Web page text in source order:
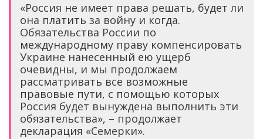
«Россия не имеет права решать, будет ли
она платить за войну и когда.
Обязательства России по
международному праву компенсировать
Украине нанесенный ею ущерб
очевидны, и мы продолжаем
рассматривать все возможные
правовые пути, с помощью которых
Россия будет вынуждена выполнить эти
обязательства», – продолжает
декларация «Семерки».